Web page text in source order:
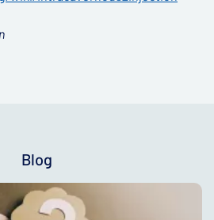
Blog